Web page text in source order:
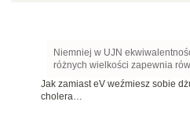
Niemniej w UJN
różnych wielkości zapewnia
Jak zamiast eV weźmiesz sobie
cholera…